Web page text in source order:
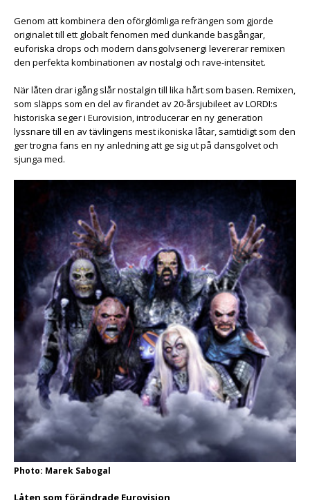
Genom att kombinera den oförglömliga refrängen som gjorde
originalet till ett globalt fenomen med dunkande basgångar,
euforiska drops och modern dansgolvsenergi levererar remixen
den perfekta kombinationen av nostalgi och rave-intensitet.
När låten drar igång slår nostalgin till lika hårt som basen. Remixen,
som släpps som en del av firandet av 20-årsjubileet av LORDI:s
historiska seger i Eurovision, introducerar en ny generation
lyssnare till en av tävlingens mest ikoniska låtar, samtidigt som den
ger trogna fans en ny anledning att ge sig ut på dansgolvet och
sjunga med.
Photo: Marek Sabogal
Låten som förändrade Eurovision